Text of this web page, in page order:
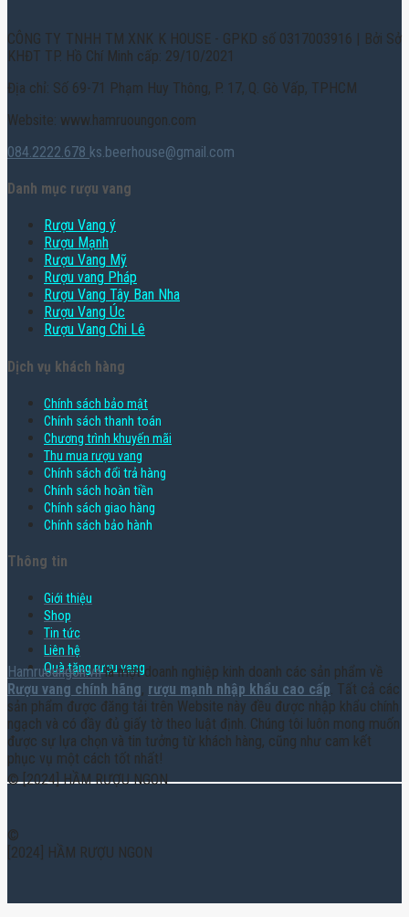
CÔNG TY TNHH TM XNK K HOUSE - GPKD số 0317003916 | Bởi Sở
KHĐT TP. Hồ Chí Minh cấp: 29/10/2021
Địa chỉ: Số 69-71 Phạm Huy Thông, P. 17, Q. Gò Vấp, TPHCM
Website: www.hamruoungon.com
084.2222.678 ks.beerhouse@gmail.com
Danh mục rượu vang
Rượu Vang ý
Rượu Mạnh
Rượu Vang Mỹ
Rượu vang Pháp
Rượu Vang Tây Ban Nha
Rượu Vang Úc
Rượu Vang Chi Lê
Dịch vụ khách hàng
Chính sách bảo mật
Chính sách thanh toán
Chương trình khuyến mãi
Thu mua rượu vang
Chính sách đổi trả hàng
Chính sách hoàn tiền
Chính sách giao hàng
Chính sách bảo hành
Thông tin
Giới thiệu
Shop
Tin tức
Liên hệ
Quà tặng rượu vang
Hamruoungon.vnlà một doanh nghiệp kinh doanh các sản phẩm về
Rượu vang chính hãng, rượu mạnh nhập khẩu cao cấp. Tất cả các
sản phẩm được đăng tải trên Website này đều được nhập khẩu chính
ngạch và có đầy đủ giấy tờ theo luật định. Chúng tôi luôn mong muốn
được sự lựa chọn và tin tưởng từ khách hàng, cũng như cam kết
phục vụ một cách tốt nhất!
© [2024] HẦM RƯỢU NGON
©
[2024] HẦM RƯỢU NGON